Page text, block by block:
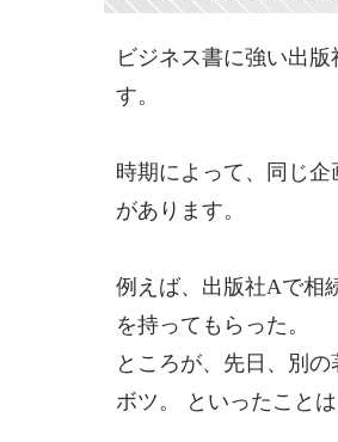
ビジネス書に強い出
す。
時期によって、同じ
があります。
例えば、出版社Aで相
を持ってもらった。
ところが、先日、別
ボツ。 といったこと